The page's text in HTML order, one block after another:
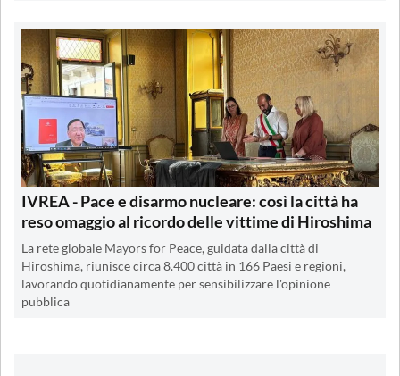
IVREA - Pace e disarmo nucleare: così la città ha
reso omaggio al ricordo delle vittime di Hiroshima
La rete globale Mayors for Peace, guidata dalla città di
Hiroshima, riunisce circa 8.400 città in 166 Paesi e regioni,
lavorando quotidianamente per sensibilizzare l'opinione
pubblica